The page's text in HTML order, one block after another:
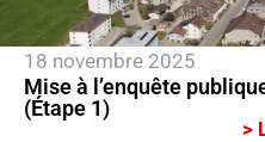
18 novembre 2025
Mise à l’enquête
(Étape 1)
>